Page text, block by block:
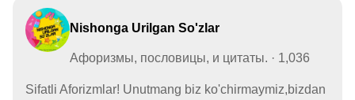
Nishonga Urilgan So'zlar
Афоризмы, пословицы, и цитаты. · 1,036
Sifatli Aforizmlar! Unutmang biz ko'chirmaymiz,bizdan